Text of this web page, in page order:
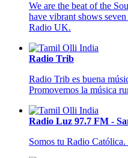
We are the beat of the
have vibrant shows
Radio UK.
Radio Trib
Radio Trib es buena
Promovemos la música
Radio Luz 97.7 FM -
Somos tu Radio